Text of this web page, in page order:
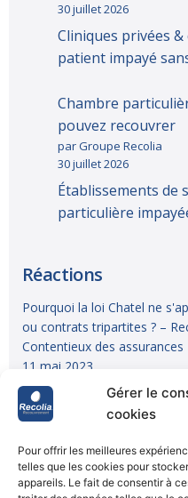
Gérer le
cookies
Pour offrir les meilleures
telles que les cookies pour
appareils. Le fait de consentir à
30 juillet 2026
Cliniques privées
patient impayé
Chambre
pouvez recouvrer
par Groupe Recolia
30 juillet 2026
Établissements de
particulière
Réactions
Pourquoi la loi Chatel ne
ou contrats tripartites ? –
Contentieux des assurances
11 mai 2023
Livre 2 du Code de la
mutualiste – Recolia
recouvrement de vos impayés
25 avril 2023